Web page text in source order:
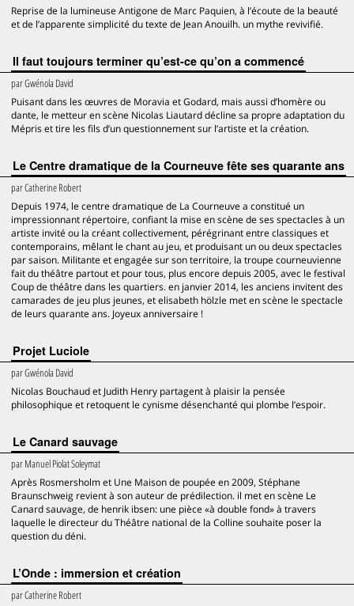
Reprise de la lumineuse Antigone de Marc Paquien, à l’écoute de la beauté
et de l’apparente simplicité du texte de Jean Anouilh. un mythe revivifié.
Il faut toujours terminer qu’est-ce qu’on a commencé
parGwénola David
Puisant dans les œuvres de Moravia et Godard, mais aussi d’homère ou
dante, le metteur en scène Nicolas Liautard décline sa propre adaptation du
Mépris et tire les fils d’un questionnement sur l’artiste et la création.
Le Centre dramatique de la Courneuve fête ses quarante ans
parCatherine Robert
Depuis 1974, le centre dramatique de La Courneuve a constitué un
impressionnant répertoire, confiant la mise en scène de ses spectacles à un
artiste invité ou la créant collectivement, pérégrinant entre classiques et
contemporains, mêlant le chant au jeu, et produisant un ou deux spectacles
par saison. Militante et engagée sur son territoire, la troupe courneuvienne
fait du théâtre partout et pour tous, plus encore depuis 2005, avec le festival
Coup de théâtre dans les quartiers. en janvier 2014, les anciens invitent des
camarades de jeu plus jeunes, et elisabeth hölzle met en scène le spectacle
de leurs quarante ans. Joyeux anniversaire !
Projet Luciole
parGwénola David
Nicolas Bouchaud et Judith Henry partagent à plaisir la pensée
philosophique et retoquent le cynisme désenchanté qui plombe l’espoir.
Le Canard sauvage
parManuel Piolat Soleymat
Après Rosmersholm et Une Maison de poupée en 2009, Stéphane
Braunschweig revient à son auteur de prédilection. il met en scène Le
Canard sauvage, de henrik ibsen: une pièce «à double fond» à travers
laquelle le directeur du Théâtre national de la Colline souhaite poser la
question du déni.
L’Onde : immersion et création
parCatherine Robert